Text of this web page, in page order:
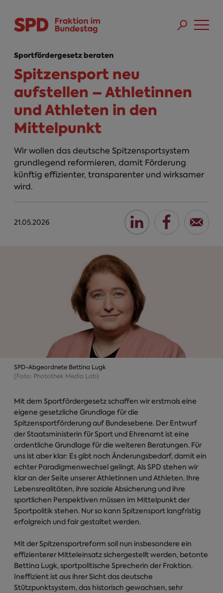
Sportfördergesetz beraten
Spitzensport neu
aufstellen – Athletinnen
und Athleten in den
Mittelpunkt
Wir wollen das deutsche Spitzensportsystem
grundlegend reformieren, damit Förderung
künftig effizienter, transparenter und wirksamer
wird.
21.05.2026
SPD-Abgeordnete Bettina Lugk
(Foto: Photothek Media Lab)
Mit dem Sportfördergesetz schaffen wir erstmals eine
eigene gesetzliche Grundlage für die
Spitzensportförderung auf Bundesebene. Der Entwurf
der Staatsministerin für Sport und Ehrenamt ist eine
ordentliche Grundlage für die weiteren Beratungen. Für
uns ist aber klar: Es gibt noch Änderungsbedarf, damit ein
echter Paradigmenwechsel gelingt. Als SPD stehen wir
klar an der Seite unserer Athletinnen und Athleten. Ihre
Lebensrealitäten, ihre soziale Absicherung und ihre
sportlichen Perspektiven müssen im Mittelpunkt der
Sportpolitik stehen. Nur so kann Spitzensport langfristig
erfolgreich und fair gestaltet werden.
Mit der Spitzensportreform soll nun insbesondere ein
effizienterer Mitteleinsatz sichergestellt werden, betonte
Bettina Lugk, sportpolitische Sprecherin der Fraktion.
Ineffizient ist aus ihrer Sicht das deutsche
Stützpunktsystem, das historisch gewachsen, sehr